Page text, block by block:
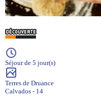
Séjour de 5 jour(s)
Terres de Druance
Calvados - 14